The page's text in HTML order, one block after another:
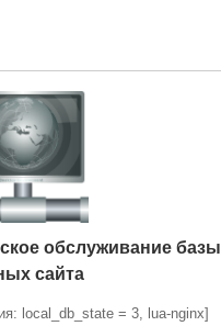
обслуживание базы
сайта
local_db_state = 3, lua-nginx]